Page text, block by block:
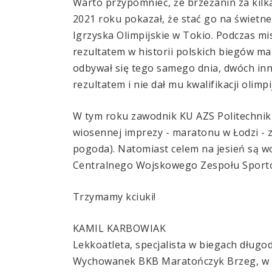
2021 roku pokazał, że stać go na
Igrzyska Olimpijskie w Tokio. Podczas
rezultatem w historii polskich biegów
odbywał się tego samego dnia, dwóch
rezultatem i nie dał mu kwalifikacji
W tym roku zawodnik KU AZS
wiosennej imprezy - maratonu w Łodzi -
pogoda). Natomiast celem na jesień są
Centralnego Wojskowego Zespołu
Trzymamy kciuki!
KAMIL KARBOWIAK
Lekkoatleta, specjalista w biegach
Wychowanek BKB Maratończyk Brzeg, w